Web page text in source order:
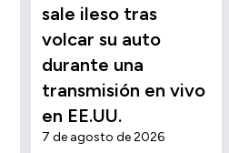
sale ileso tras
volcar su auto
durante una
transmisión en vivo
en EE.UU.
7 de agosto de 2026